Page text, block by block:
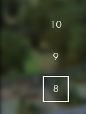
10
9
8